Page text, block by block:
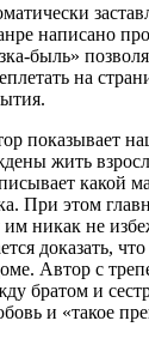
написано
быль»
на
показывает
жить
какой
При этом
никак не
доказать,
Автор с
братом и
и «такое